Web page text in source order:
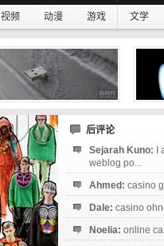
视频 动漫 游戏 文学
后评论
Sejarah Kuno:
weblog po...
Ahmed: casino
Dale: casino
Noelia: online